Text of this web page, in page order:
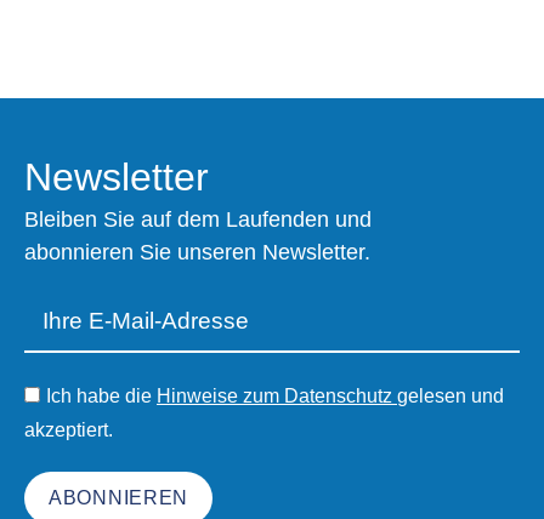
Newsletter
Bleiben Sie auf dem Laufenden und
abonnieren Sie unseren Newsletter.
Ich habe die Hinweise zum Datenschutz gelesen und
akzeptiert.
ABONNIEREN